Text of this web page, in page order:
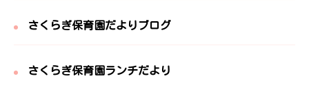
さくらぎ保育園だよりブログ
さくらぎ保育園ランチだより